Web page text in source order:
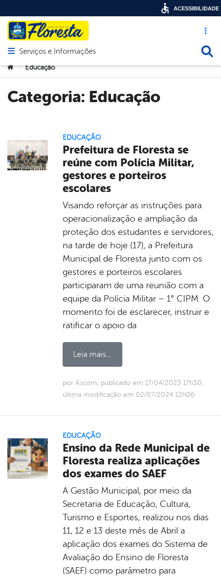
Acesso
Abrir menu principal de navegação
Serviços e Informações
Você está aqui:
> Educação
Categoria: Educação
EDUCAÇÃO
Prefeitura de Floresta se
reúne com Polícia Militar,
gestores e porteiros
escolares
Visando reforçar as instruções para
operacionalização e ampliação da
proteção dos estudantes e servidores,
na tarde de hoje (17), a Prefeitura
Municipal de Floresta junto com os
gestores e porteiros escolares
participaram de uma reunião com a
equipe da Polícia Militar – 1° CIPM. O
momento foi de esclarecer, instruir e
ratificar o apoio da
Leia mais...
por Ascom, publicado em 17/04/2023 17h30,
última modificação em 02/07/2024 12h06
EDUCAÇÃO
Ensino da Rede Municipal de
Floresta realiza aplicações
dos exames do SAEF
A Gestão Municipal, por meio da
Secretaria de Educação, Cultura,
Turismo e Esportes, realizou nos dias
11, 12 e 13 deste mês de Abril a
aplicação dos exames do Sistema de
Avaliação do Ensino de Floresta
(SAEF) como parâmetro para
ACESSIBILIDADE